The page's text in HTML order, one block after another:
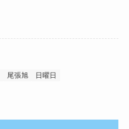
尾張旭 日曜日